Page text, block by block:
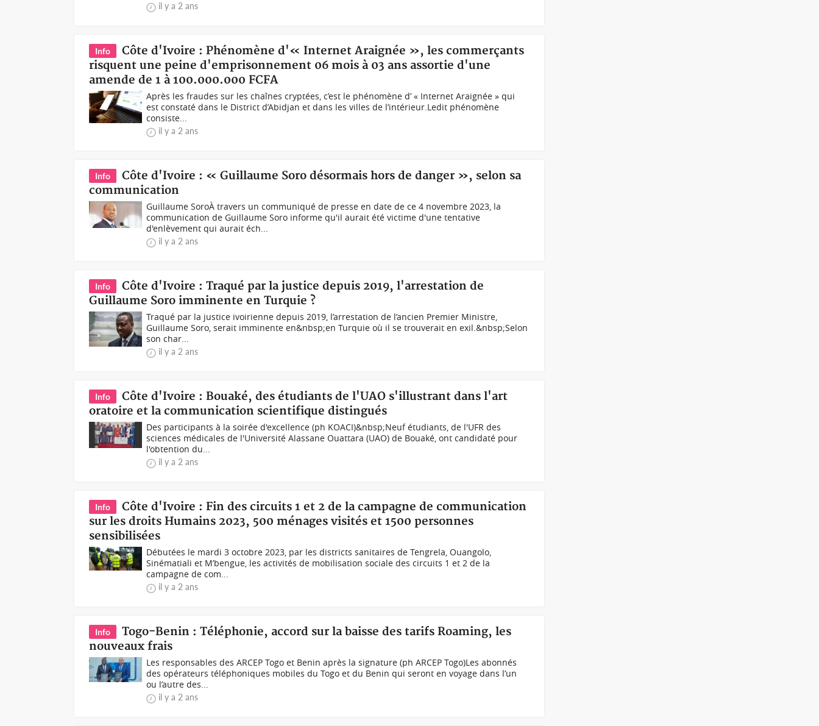
il y a 2 ans
Info
Côte d'Ivoire : Phénomène d'« Internet Araignée », les commerçants
risquent une peine d'emprisonnement 06 mois à 03 ans assortie d'une
amende de 1 à 100.000.000 FCFA
Après les fraudes sur les chaînes cryptées, c’est le phénomène d’ « Internet Araignée » qui
est constaté dans le District d’Abidjan et dans les villes de l’intérieur.Ledit phénomène
consiste...
il y a 2 ans
Info
Côte d'Ivoire : « Guillaume Soro désormais hors de danger », selon sa
communication
Guillaume SoroÀ travers un communiqué de presse en date de ce 4 novembre 2023, la
communication de Guillaume Soro informe qu'il aurait été victime d'une tentative
d'enlèvement qui aurait éch...
il y a 2 ans
Info
Côte d'Ivoire : Traqué par la justice depuis 2019, l'arrestation de
Guillaume Soro imminente en Turquie ?
Traqué par la justice ivoirienne depuis 2019, l’arrestation de l’ancien Premier Ministre,
Guillaume Soro, serait imminente en&nbsp;en Turquie où il se trouverait en exil.&nbsp;Selon
son char...
il y a 2 ans
Info
Côte d'Ivoire : Bouaké, des étudiants de l'UAO s'illustrant dans l'art
oratoire et la communication scientifique distingués
Des participants à la soirée d'excellence (ph KOACI)&nbsp;Neuf étudiants, de l'UFR des
sciences médicales de l'Université Alassane Ouattara (UAO) de Bouaké, ont candidaté pour
l'obtention du...
il y a 2 ans
Info
Côte d'Ivoire : Fin des circuits 1 et 2 de la campagne de communication
sur les droits Humains 2023, 500 ménages visités et 1500 personnes
sensibilisées
Débutées le mardi 3 octobre 2023, par les districts sanitaires de Tengrela, Ouangolo,
Sinématiali et M’bengue, les activités de mobilisation sociale des circuits 1 et 2 de la
campagne de com...
il y a 2 ans
Info
Togo-Benin : Téléphonie, accord sur la baisse des tarifs Roaming, les
nouveaux frais
Les responsables des ARCEP Togo et Benin après la signature (ph ARCEP Togo)Les abonnés
des opérateurs téléphoniques mobiles du Togo et du Benin qui seront en voyage dans l’un
ou l’autre des...
il y a 2 ans